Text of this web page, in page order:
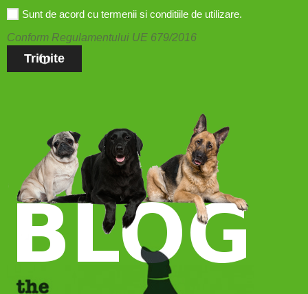
Sunt de acord cu termenii si conditiile de utilizare.
Conform Regulamentului UE 679/2016
Trimite